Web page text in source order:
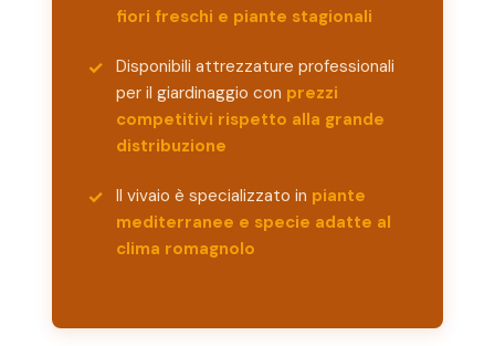
fiori freschi e piante stagionali
Disponibili attrezzature professionali
per il giardinaggio con prezzi
competitivi rispetto alla grande
distribuzione
Il vivaio è specializzato in piante
mediterranee e specie adatte al
clima romagnolo